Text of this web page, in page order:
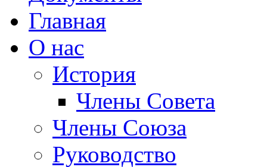
Главная
О нас
История
Члены Совета
Члены Союза
Руководство